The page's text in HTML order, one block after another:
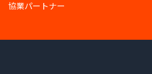
協業パートナー